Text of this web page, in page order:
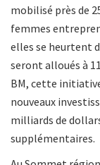
mobilisé près de
femmes
elles se heurtent
seront alloués à
BM, cette
nouveaux
milliards de
supplémentaires.